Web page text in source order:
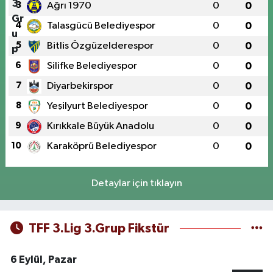
3 Ağrı 1970 0 0
4 Talasgücü Belediyespor 0 0
5 Bitlis Özgüzelderespor 0 0
6 Silifke Belediyespor 0 0
7 Diyarbekirspor 0 0
8 Yeşilyurt Belediyespor 0 0
9 Kırıkkale Büyük Anadolu 0 0
10 Karaköprü Belediyespor 0 0
Detaylar için tıklayın
TFF 3.Lig 3.Grup Fikstür
6 Eylül, Pazar